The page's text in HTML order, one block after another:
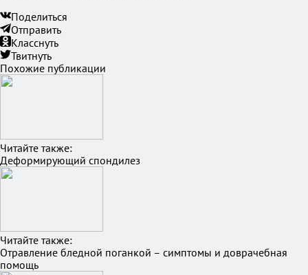
Поделиться
Отправить
Класснуть
Твитнуть
Похожие публикации
Читайте также:
Деформирующий спондилез
Читайте также:
Отравление бледной поганкой – симптомы и доврачебная
помощь